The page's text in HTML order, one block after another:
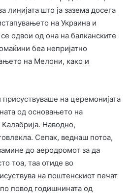
линијата што ја зазема досега
на Украина и
одвои од она на балканските
беа непријатно
на Мелони, како и
на церемонијата
од основањето на
Наводно,
Сепак, веднаш потоа,
до аеродромот за да
тоа, таа отиде во
на поштенскиот печат
повод годишнината од